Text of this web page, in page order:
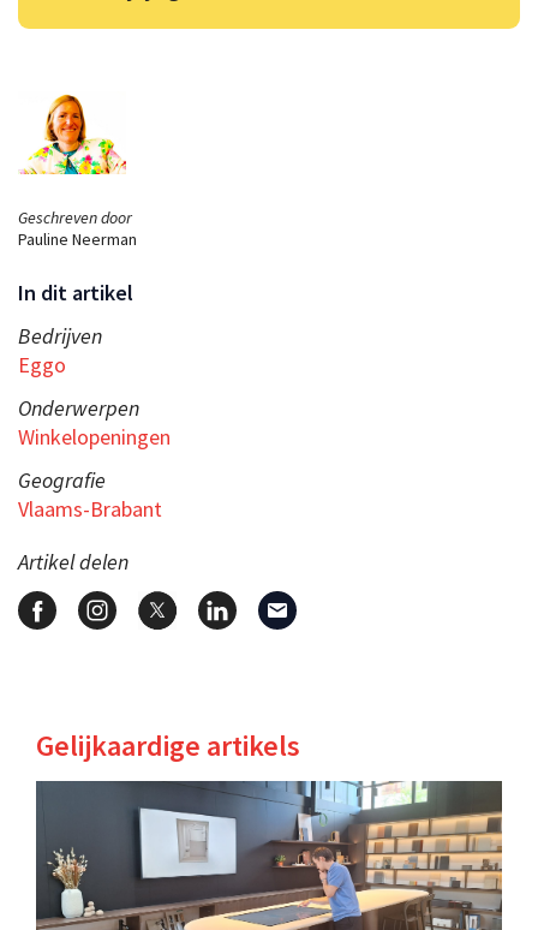
Geschreven door
Pauline Neerman
In dit artikel
Bedrijven
Eggo
Onderwerpen
Winkelopeningen
Geografie
Vlaams-Brabant
Artikel delen
Gelijkaardige artikels